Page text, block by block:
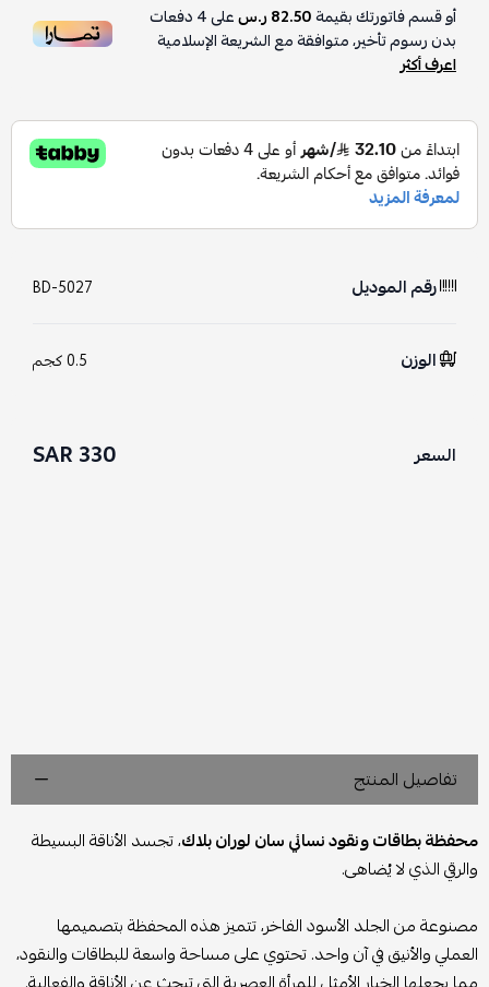
أو قسم فاتورتك بقيمة82.50 ر.س على4دفعات
بدون رسوم تأخير، متوافقة مع الشريعة الإسلامية
اعرف أكثر
رقم الموديل BD-5027
الوزن 0.5 كجم
السعر 330 SAR
تفاصيل المنتج
محفظة بطاقات ونقود نسائي سان لوران بلاك، تجسد الأناقة البسيطة
والرقي الذي لا يُضاهى.
مصنوعة من الجلد الأسود الفاخر، تتميز هذه المحفظة بتصميمها
العملي والأنيق في آن واحد. تحتوي على مساحة واسعة للبطاقات والنقود،